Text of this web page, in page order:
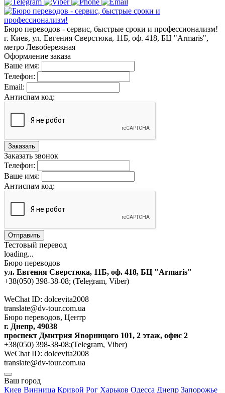
Бюро переводов - сервис, быстрые сроки и профессионализм!
г. Киев, ул. Евгения Сверстюка, 11Б, оф. 418, БЦ "Armaris",
метро Левобережная
Оформление заказа
Ваше имя:
Телефон:
Email:
Антиспам код:
Заказать
Заказать звонок
Телефон:
Ваше имя:
Антиспам код:
Отправить
Тестовый перевод
loading...
Бюро переводов
ул. Евгения Сверстюка, 11Б, оф. 418, БЦ "Armaris"
+38(050) 398-38-08; (Telegram, Viber)
WeChat ID: dolcevita2008
translate@dv-tour.com.ua
Бюро переводов, Центр
г. Днепр, 49038
проспект Дмитрия Яворницого 101, 2 этаж, офис 2
+38(050) 398-38-08;(Telegram, Viber)
WeChat ID: dolcevita2008
translate@dv-tour.com.ua
Ваш город
Киев Винница Кривой Рог Харьков Одесса Днепр Запорожье